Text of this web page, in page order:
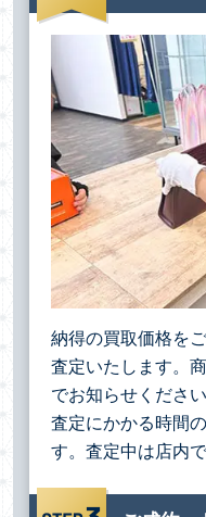
納得の買取価格を
査定いたします。
でお知らせください
査定にかかる時間
す。査定中は店内